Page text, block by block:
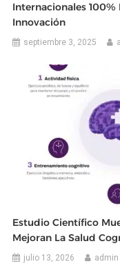
Internacionales
Innovación
septiembre 3, 2025
Estudio Científico
Mejoran La Salud
julio 13, 2026 admin